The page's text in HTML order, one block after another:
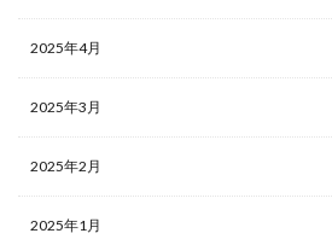
2025年4月
2025年3月
2025年2月
2025年1月